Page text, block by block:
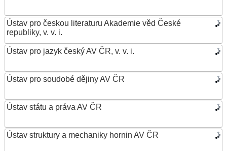
Ústav pro českou literaturu Akademie věd České
republiky, v. v. i.
Ústav pro jazyk český AV ČR, v. v. i.
Ústav pro soudobé dějiny AV ČR
Ústav státu a práva AV ČR
Ústav struktury a mechaniky hornin AV ČR